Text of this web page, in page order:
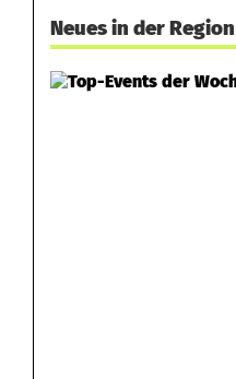
Neues in der Region